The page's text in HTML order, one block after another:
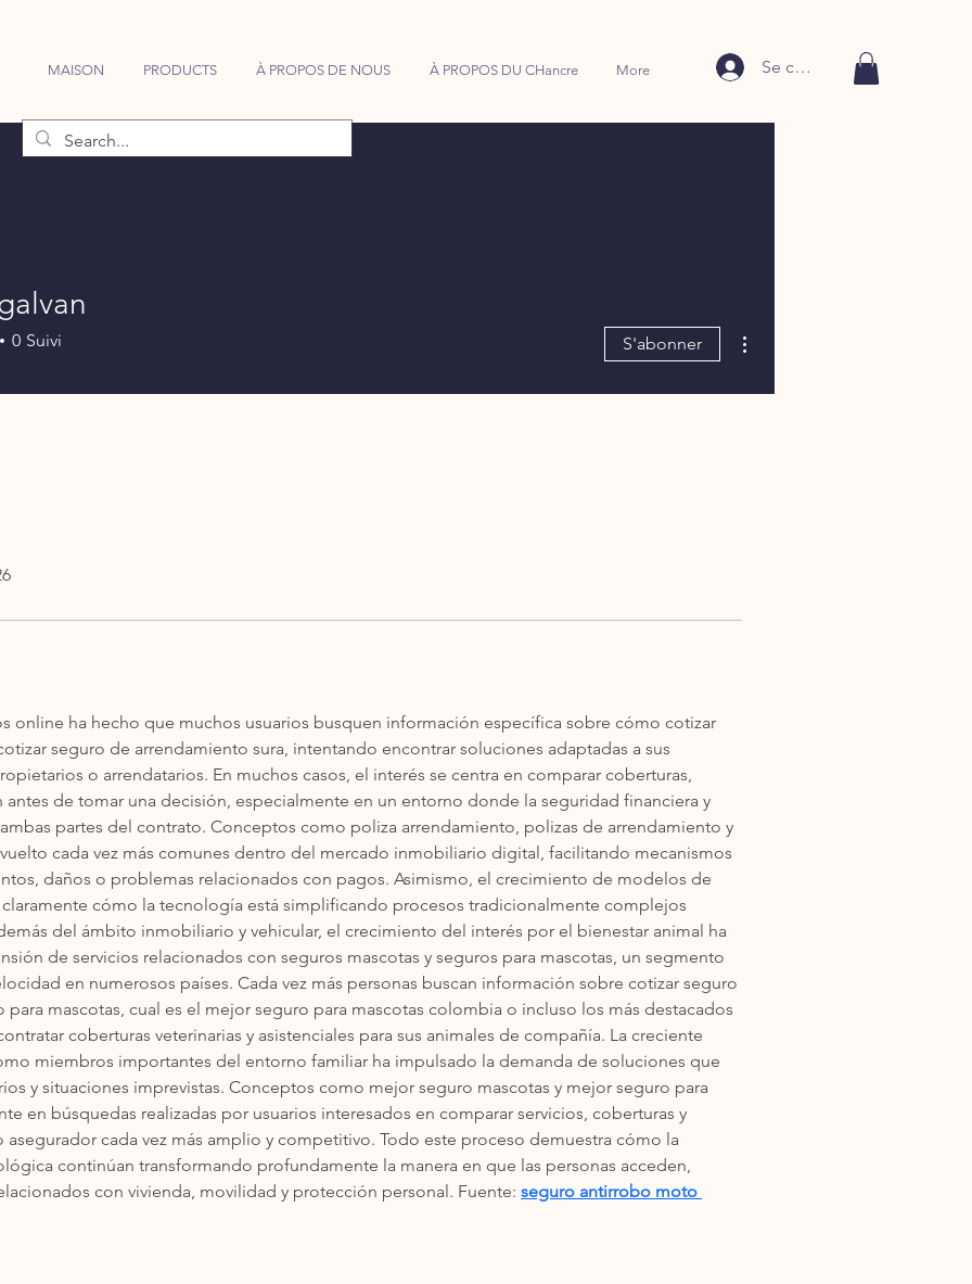
MAISON PRODUCTS À PROPOS DE NOUS À PROPOS DU CHancre More Se connecter
online ha hecho que muchos usuarios busquen información específica sobre cómo cotizar
seguro de arrendamiento sura, intentando encontrar soluciones adaptadas a sus
o arrendatarios. En muchos casos, el interés se centra en comparar coberturas,
de tomar una decisión, especialmente en un entorno donde la seguridad financiera y
partes del contrato. Conceptos como poliza arrendamiento, polizas de arrendamiento y
cada vez más comunes dentro del mercado inmobiliario digital, facilitando mecanismos
daños o problemas relacionados con pagos. Asimismo, el crecimiento de modelos de
cómo la tecnología está simplificando procesos tradicionalmente complejos
del ámbito inmobiliario y vehicular, el crecimiento del interés por el bienestar animal ha
de servicios relacionados con seguros mascotas y seguros para mascotas, un segmento
en numerosos países. Cada vez más personas buscan información sobre cotizar seguro
para mascotas, cual es el mejor seguro para mascotas colombia o incluso los más destacados
coberturas veterinarias y asistenciales para sus animales de compañía. La creciente
miembros importantes del entorno familiar ha impulsado la demanda de soluciones que
y situaciones imprevistas. Conceptos como mejor seguro mascotas y mejor seguro para
en búsquedas realizadas por usuarios interesados en comparar servicios, coberturas y
cada vez más amplio y competitivo. Todo este proceso demuestra cómo la
continúan transformando profundamente la manera en que las personas acceden,
con vivienda, movilidad y protección personal. Fuente: seguro antirrobo moto
0 Suivi S'abonner